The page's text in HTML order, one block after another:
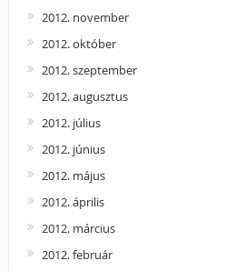
2012. november
2012. október
2012. szeptember
2012. augusztus
2012. július
2012. június
2012. május
2012. április
2012. március
2012. február